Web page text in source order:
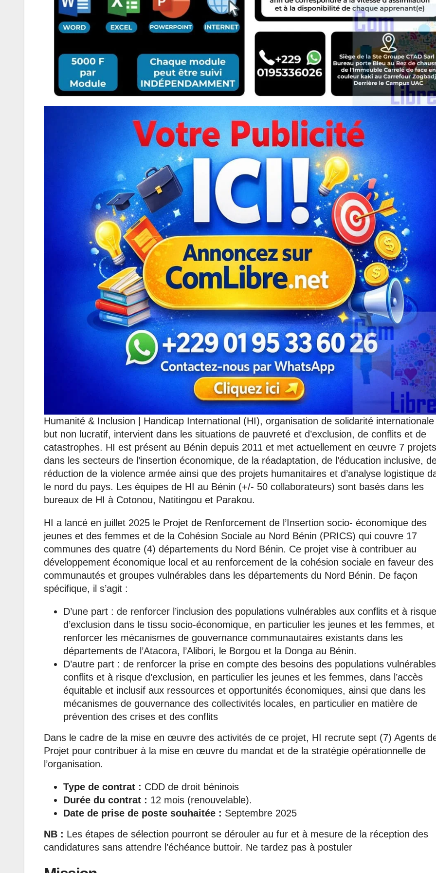
Humanité & Inclusion | Handicap International (HI), organisation de solidarité
but non lucratif, intervient dans les situations de pauvreté et d’exclusion, de conflits et de
catastrophes. HI est présent au Bénin depuis 2011 et met actuellement en œuvre 7 projets
dans les secteurs de l’insertion économique, de la réadaptation, de l’éducation inclusive,
réduction de la violence armée ainsi que des projets humanitaires et d’analyse logistique
le nord du pays. Les équipes de HI au Bénin (+/- 50 collaborateurs) sont basés dans les
bureaux de HI à Cotonou, Natitingou et Parakou.
HI a lancé en juillet 2025 le Projet de Renforcement de l’Insertion socio- économique des
jeunes et des femmes et de la Cohésion Sociale au Nord Bénin (PRICS) qui couvre 17
communes des quatre (4) départements du Nord Bénin. Ce projet vise à contribuer au
développement économique local et au renforcement de la cohésion sociale en faveur des
communautés et groupes vulnérables dans les départements du Nord Bénin. De façon
spécifique, il s’agit :
D’une part : de renforcer l’inclusion des populations vulnérables aux conflits et à risque
d’exclusion dans le tissu socio-économique, en particulier les jeunes et les femmes, et
renforcer les mécanismes de gouvernance communautaires existants dans les
départements de l’Atacora, l’Alibori, le Borgou et la Donga au Bénin.
D’autre part : de renforcer la prise en compte des besoins des populations
conflits et à risque d’exclusion, en particulier les jeunes et les femmes, dans l’accès
équitable et inclusif aux ressources et opportunités économiques, ainsi que dans les
mécanismes de gouvernance des collectivités locales, en particulier en matière de
prévention des crises et des conflits
Dans le cadre de la mise en œuvre des activités de ce projet, HI recrute sept (7) Agents
Projet pour contribuer à la mise en œuvre du mandat et de la stratégie opérationnelle de
l’organisation.
Type de contrat : CDD de droit béninois
Durée du contrat : 12 mois (renouvelable).
Date de prise de poste souhaitée : Septembre 2025
NB : Les étapes de sélection pourront se dérouler au fur et à mesure de la réception des
candidatures sans attendre l’échéance buttoir. Ne tardez pas à postuler